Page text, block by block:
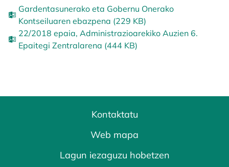
Gardentasunerako eta Gobernu Onerako
Kontseiluaren ebazpena (229 KB)
22/2018 epaia, Administrazioarekiko Auzien 6.
Epaitegi Zentralarena (444 KB)
Kontaktatu
Web mapa
Lagun iezaguzu hobetzen